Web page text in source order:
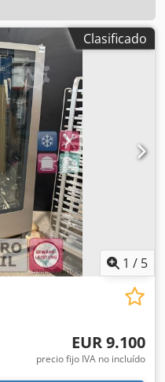
Clasificado
1 / 5
EUR 9.100
precio fijo IVA no incluído